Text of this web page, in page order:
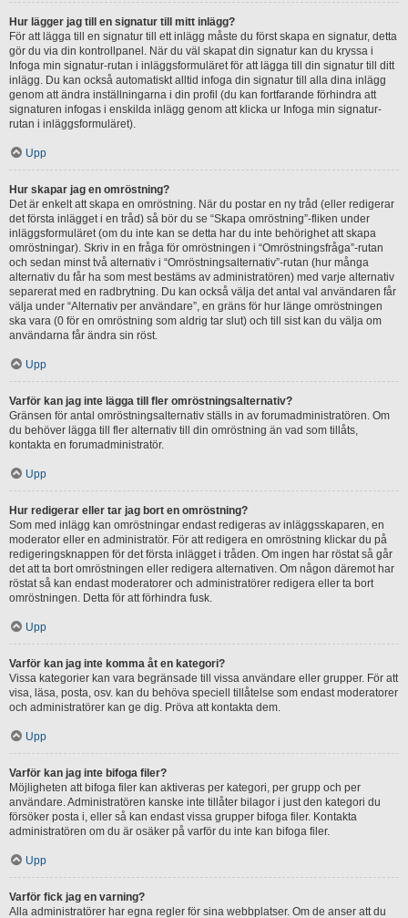
Hur lägger jag till en signatur till mitt inlägg?
För att lägga till en signatur till ett inlägg måste du först skapa en signatur, detta
gör du via din kontrollpanel. När du väl skapat din signatur kan du kryssa i
Infoga min signatur-rutan i inläggsformuläret för att lägga till din signatur till ditt
inlägg. Du kan också automatiskt alltid infoga din signatur till alla dina inlägg
genom att ändra inställningarna i din profil (du kan fortfarande förhindra att
signaturen infogas i enskilda inlägg genom att klicka ur Infoga min signatur-
rutan i inläggsformuläret).
Upp
Hur skapar jag en omröstning?
Det är enkelt att skapa en omröstning. När du postar en ny tråd (eller redigerar
det första inlägget i en tråd) så bör du se “Skapa omröstning”-fliken under
inläggsformuläret (om du inte kan se detta har du inte behörighet att skapa
omröstningar). Skriv in en fråga för omröstningen i “Omröstningsfråga”-rutan
och sedan minst två alternativ i “Omröstningsalternativ”-rutan (hur många
alternativ du får ha som mest bestäms av administratören) med varje alternativ
separerat med en radbrytning. Du kan också välja det antal val användaren får
välja under “Alternativ per användare”, en gräns för hur länge omröstningen
ska vara (0 för en omröstning som aldrig tar slut) och till sist kan du välja om
användarna får ändra sin röst.
Upp
Varför kan jag inte lägga till fler omröstningsalternativ?
Gränsen för antal omröstningsalternativ ställs in av forumadministratören. Om
du behöver lägga till fler alternativ till din omröstning än vad som tillåts,
kontakta en forumadministratör.
Upp
Hur redigerar eller tar jag bort en omröstning?
Som med inlägg kan omröstningar endast redigeras av inläggsskaparen, en
moderator eller en administratör. För att redigera en omröstning klickar du på
redigeringsknappen för det första inlägget i tråden. Om ingen har röstat så går
det att ta bort omröstningen eller redigera alternativen. Om någon däremot har
röstat så kan endast moderatorer och administratörer redigera eller ta bort
omröstningen. Detta för att förhindra fusk.
Upp
Varför kan jag inte komma åt en kategori?
Vissa kategorier kan vara begränsade till vissa användare eller grupper. För att
visa, läsa, posta, osv. kan du behöva speciell tillåtelse som endast moderatorer
och administratörer kan ge dig. Pröva att kontakta dem.
Upp
Varför kan jag inte bifoga filer?
Möjligheten att bifoga filer kan aktiveras per kategori, per grupp och per
användare. Administratören kanske inte tillåter bilagor i just den kategori du
försöker posta i, eller så kan endast vissa grupper bifoga filer. Kontakta
administratören om du är osäker på varför du inte kan bifoga filer.
Upp
Varför fick jag en varning?
Alla administratörer har egna regler för sina webbplatser. Om de anser att du